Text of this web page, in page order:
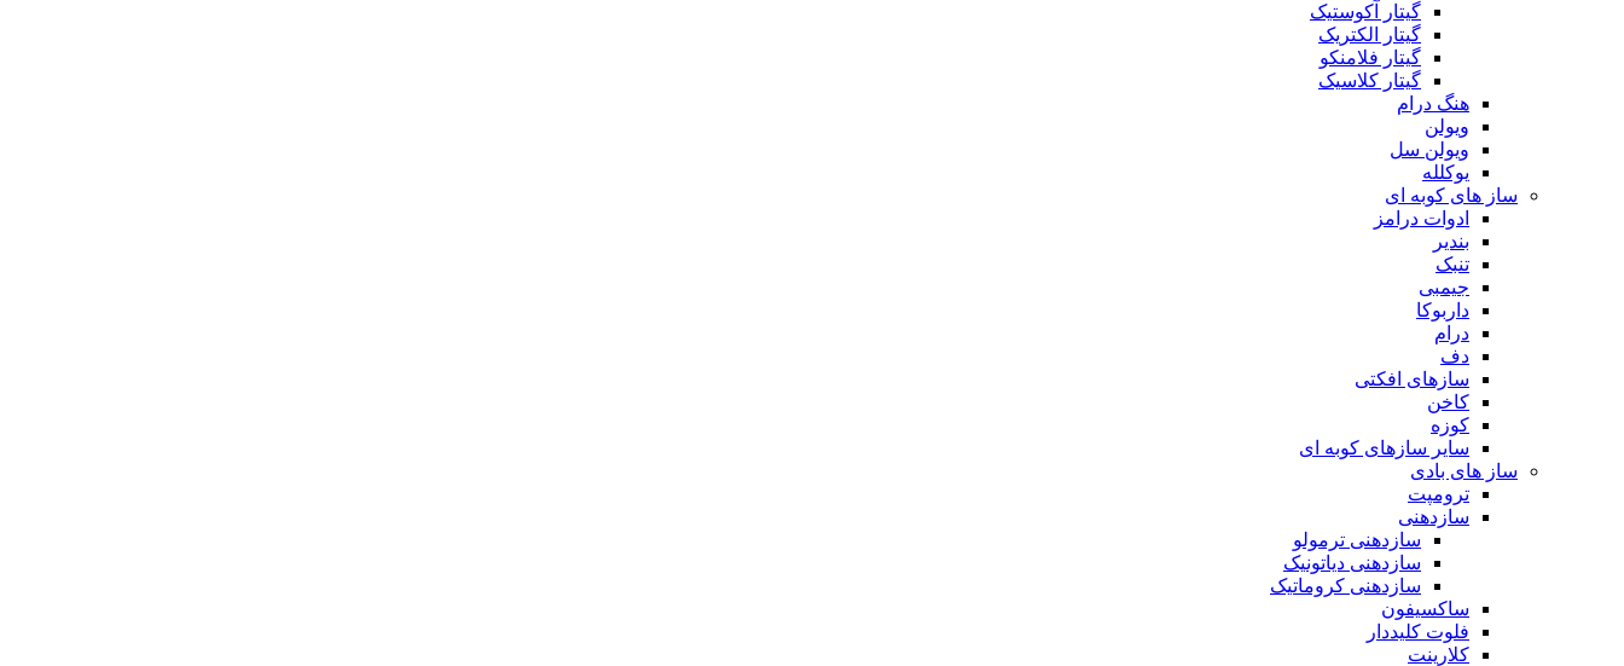
گیتار آکوستیک
گیتار الکتریک
گیتار فلامنکو
گیتار کلاسیک
هنگ درام
ویولن
ویولن سل
یوکلله
ساز های کوبه ای
ادوات درامز
بندیر
تنبک
جیمبی
داربوکا
درام
دف
سازهای افکتی
کاخن
کوزه
سایر سازهای کوبه ای
ساز های بادی
ترومپت
سازدهنی
سازدهنی ترمولو
سازدهنی دیاتونیک
سازدهنی کروماتیک
ساکسیفون
فلوت کلیددار
کلارینت